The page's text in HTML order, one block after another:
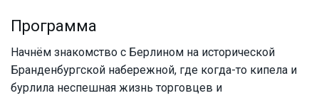
Программа
Начнём знакомство с Берлином на исторической
Бранденбургской набережной, где когда-то кипела и
бурлила неспешная жизнь торговцев и